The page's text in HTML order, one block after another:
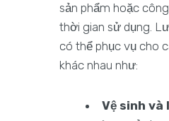
sản phẩm hoặc
thời gian sử dụng.
có thể phục vụ cho
khác nhau như:
Vệ sinh và